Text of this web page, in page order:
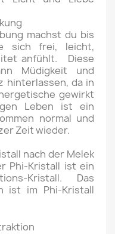
machst du bis
sich frei, leicht,
anfühlt. Diese
Müdigkeit und
hinterlassen, da in
gewirkt
Leben ist ein
normal und
Zeit wieder.
nach der Melek
Phi-Kristall ist ein
Kristall. Das
ist im Phi-Kristall